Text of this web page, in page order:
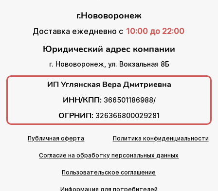
г.Нововоронеж
Доставка ежедневно с 10:00 до 22:00
Юридический адрес компании
г. Нововоронеж, ул. Вокзальная 8Б
ИП Углянская Вера Дмитриевна
ИНН/КПП: 366501186988/
ОГРНИП: 326366800029281
Публичная оферта Политика конфиденциальности
Согласие на обработку персональных данных
Пользовательское соглашение
Информация для потребителей